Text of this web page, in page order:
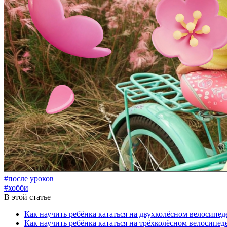
#после уроков
#хобби
В этой статье
Как научить ребёнка кататься на двухколёсном
Как научить ребёнка кататься на трёхколёсном